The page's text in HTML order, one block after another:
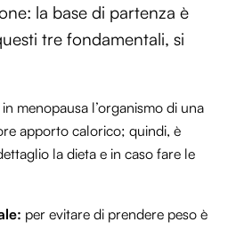
la base di partenza è
tre fondamentali, si
in menopausa l’organismo di una
apporto calorico; quindi, è
la dieta e in caso fare le
per evitare di prendere peso è